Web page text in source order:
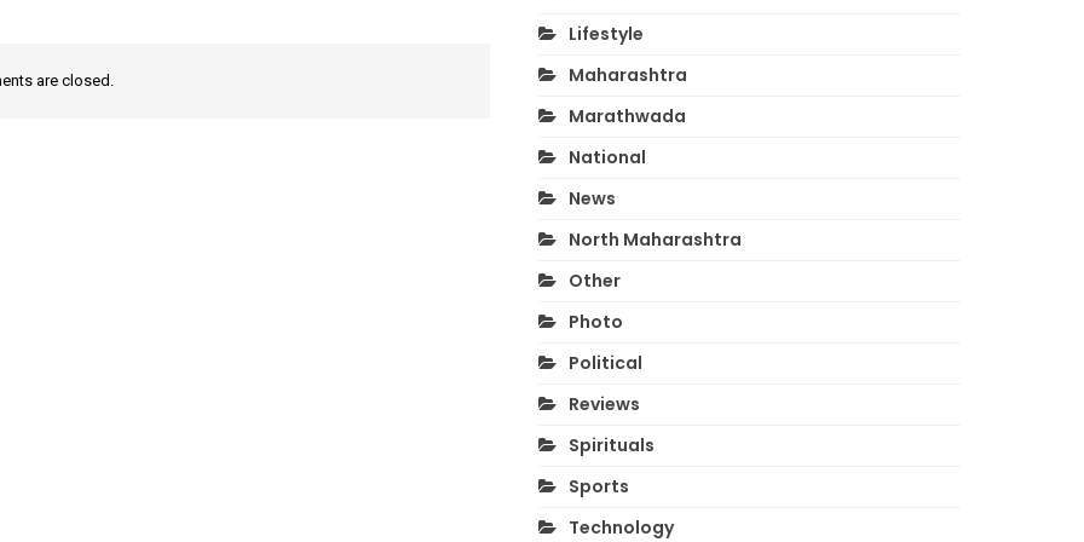
are closed.
Lifestyle
Maharashtra
Marathwada
National
News
North Maharashtra
Other
Photo
Political
Reviews
Spirituals
Sports
Technology